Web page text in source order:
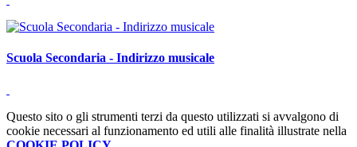
Scuola Secondaria - Indirizzo musicale
Questo sito o gli strumenti terzi da questo utilizzati si avvalgono di
cookie necessari al funzionamento ed utili alle finalità illustrate nella